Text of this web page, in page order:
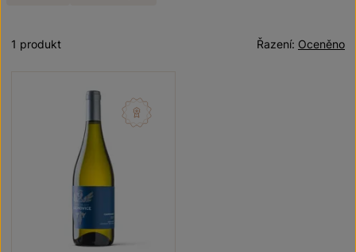
Oceněno
Řazení:
1 produkt